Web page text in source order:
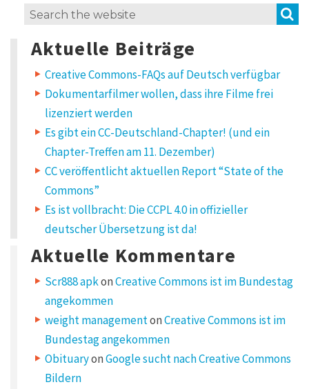
Search
Aktuelle Beiträge
Creative Commons-FAQs auf Deutsch verfügbar
Dokumentarfilmer wollen, dass ihre Filme frei
lizenziert werden
Es gibt ein CC-Deutschland-Chapter! (und ein
Chapter-Treffen am 11. Dezember)
CC veröffentlicht aktuellen Report “State of the
Commons”
Es ist vollbracht: Die CCPL 4.0 in offizieller
deutscher Übersetzung ist da!
Aktuelle Kommentare
Scr888 apkonCreative Commons ist im Bundestag
angekommen
weight managementonCreative Commons ist im
Bundestag angekommen
ObituaryonGoogle sucht nach Creative Commons
Bildern